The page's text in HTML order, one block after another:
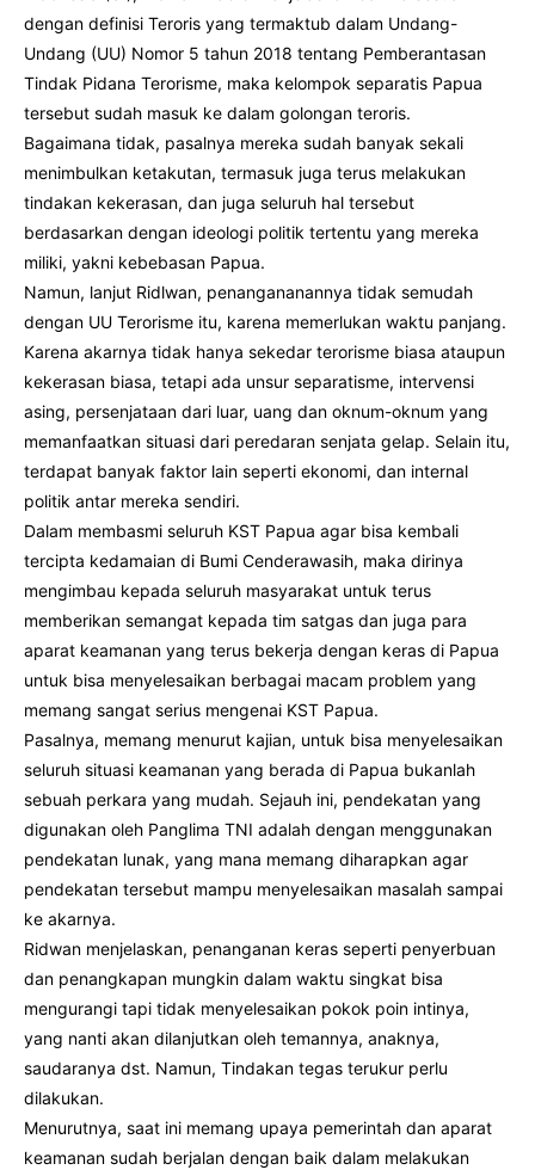
dengan definisi Teroris yang termaktub dalam Undang-
Undang (UU) Nomor 5 tahun 2018 tentang Pemberantasan
Tindak Pidana Terorisme, maka kelompok separatis Papua
tersebut sudah masuk ke dalam golongan teroris.
Bagaimana tidak, pasalnya mereka sudah banyak sekali
menimbulkan ketakutan, termasuk juga terus melakukan
tindakan kekerasan, dan juga seluruh hal tersebut
berdasarkan dengan ideologi politik tertentu yang mereka
miliki, yakni kebebasan Papua.
Namun, lanjut Ridlwan, penangananannya tidak semudah
dengan UU Terorisme itu, karena memerlukan waktu panjang.
Karena akarnya tidak hanya sekedar terorisme biasa ataupun
kekerasan biasa, tetapi ada unsur separatisme, intervensi
asing, persenjataan dari luar, uang dan oknum-oknum yang
memanfaatkan situasi dari peredaran senjata gelap. Selain itu,
terdapat banyak faktor lain seperti ekonomi, dan internal
politik antar mereka sendiri.
Dalam membasmi seluruh KST Papua agar bisa kembali
tercipta kedamaian di Bumi Cenderawasih, maka dirinya
mengimbau kepada seluruh masyarakat untuk terus
memberikan semangat kepada tim satgas dan juga para
aparat keamanan yang terus bekerja dengan keras di Papua
untuk bisa menyelesaikan berbagai macam problem yang
memang sangat serius mengenai KST Papua.
Pasalnya, memang menurut kajian, untuk bisa menyelesaikan
seluruh situasi keamanan yang berada di Papua bukanlah
sebuah perkara yang mudah. Sejauh ini, pendekatan yang
digunakan oleh Panglima TNI adalah dengan menggunakan
pendekatan lunak, yang mana memang diharapkan agar
pendekatan tersebut mampu menyelesaikan masalah sampai
ke akarnya.
Ridwan menjelaskan, penanganan keras seperti penyerbuan
dan penangkapan mungkin dalam waktu singkat bisa
mengurangi tapi tidak menyelesaikan pokok poin intinya,
yang nanti akan dilanjutkan oleh temannya, anaknya,
saudaranya dst. Namun, Tindakan tegas terukur perlu
dilakukan.
Menurutnya, saat ini memang upaya pemerintah dan aparat
keamanan sudah berjalan dengan baik dalam melakukan